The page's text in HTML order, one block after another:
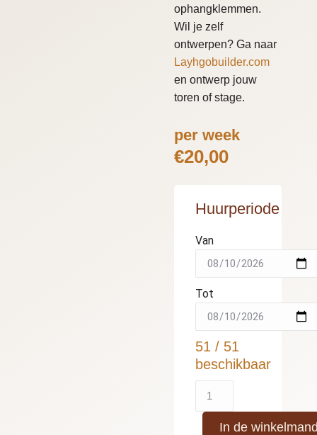
ophangklemmen.
Wil je zelf
ontwerpen? Ga naar
Layhgobuilder.com
en ontwerp jouw
toren of stage.
per week
€20,00
Huurperiode
Van
Tot
51 / 51
beschikbaar
In de